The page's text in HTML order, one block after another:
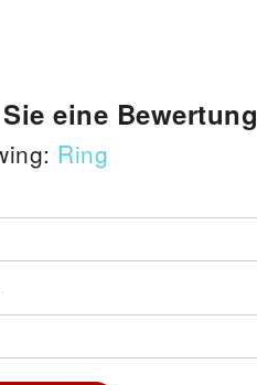
eine Bewertung
Ring